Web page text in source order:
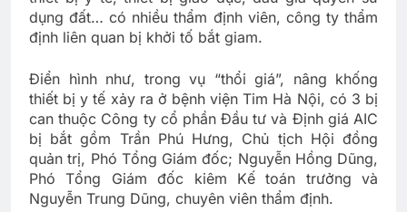
dụng đất… có nhiều thẩm định viên, công ty thẩm
định liên quan bị khởi tố bắt giam.
Điển hình như, trong vụ “thổi giá”, nâng khống
thiết bị y tế xảy ra ở bệnh viện Tim Hà Nội, có 3 bị
can thuộc Công ty cổ phần Đầu tư và Định giá AIC
bị bắt gồm Trần Phú Hưng, Chủ tịch Hội đồng
quản trị, Phó Tổng Giám đốc; Nguyễn Hồng Dũng,
Phó Tổng Giám đốc kiêm Kế toán trưởng và
Nguyễn Trung Dũng, chuyên viên thẩm định.